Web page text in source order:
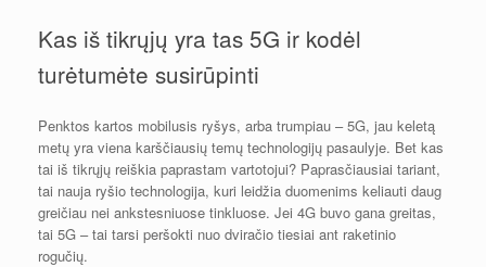
Kas iš tikrųjų yra tas 5G ir kodėl
turėtumėte susirūpinti
Penktos kartos mobilusis ryšys, arba trumpiau – 5G, jau keletą
metų yra viena karščiausių temų technologijų pasaulyje. Bet kas
tai iš tikrųjų reiškia paprastam vartotojui? Paprasčiausiai tariant,
tai nauja ryšio technologija, kuri leidžia duomenims keliauti daug
greičiau nei ankstesniuose tinkluose. Jei 4G buvo gana greitas,
tai 5G – tai tarsi peršokti nuo dviračio tiesiai ant raketinio
rogučių.